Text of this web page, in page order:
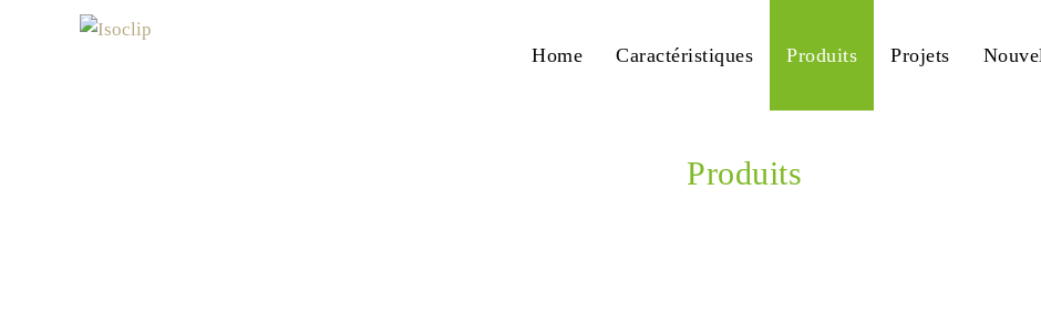
Home Caractéristiques Produits Projets
Produits